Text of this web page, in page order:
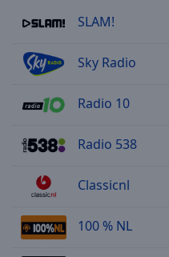
SLAM!
Sky Radio
Radio 10
Radio 538
Classicnl
100 % NL